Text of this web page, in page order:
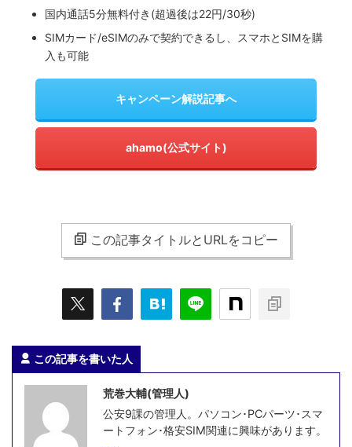
国内通話5分無料付き(超過後は22円/30秒)
SIMカード/eSIMのみで契約できるし、スマホとSIMを購
入も可能
キャンペーン解説記事へ
ahamo(公式サイト)
この記事タイトルとURLをコピー
この記事を書いた人
荒巻大輔(管理人)
公安9課の管理人。パソコン･PCパーツ･スマ
ートフォン･格安SIM関連に興味があります。